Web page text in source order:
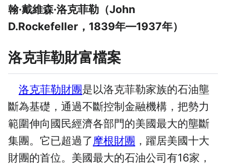
翰·戴維森·洛克菲勒（John
D.Rockefeller，1839年—1937年）
洛克菲勒財富檔案
洛克菲勒財團是以洛克菲勒家族的石油壟
斷為基礎，通過不斷控制金融機構，把勢力
範圍伸向國民經濟各部門的美國最大的壟斷
集團。它已超過了摩根財團 ，躍居美國十大
財團的首位。美國最大的石油公司有16家，